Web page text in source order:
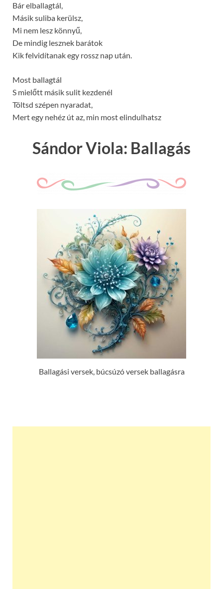
Bár elballagtál,
Másik suliba kerülsz,
Mi nem lesz könnyű,
De mindig lesznek barátok
Kik felvidítanak egy rossz nap után.
Most ballagtál
S mielőtt másik sulit kezdenél
Töltsd szépen nyaradat,
Mert egy nehéz út az, min most elindulhatsz
Sándor Viola: Ballagás
Ballagási versek, búcsúzó versek ballagásra